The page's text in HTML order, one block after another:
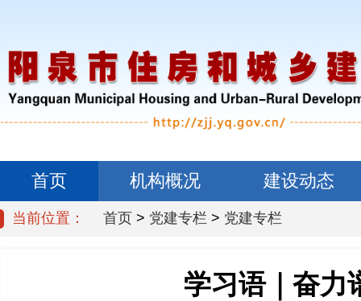
首页 机构概况
建设动态
信息公开
当前位置： 首页 > 党建专栏 > 党建专栏
学习语｜奋力